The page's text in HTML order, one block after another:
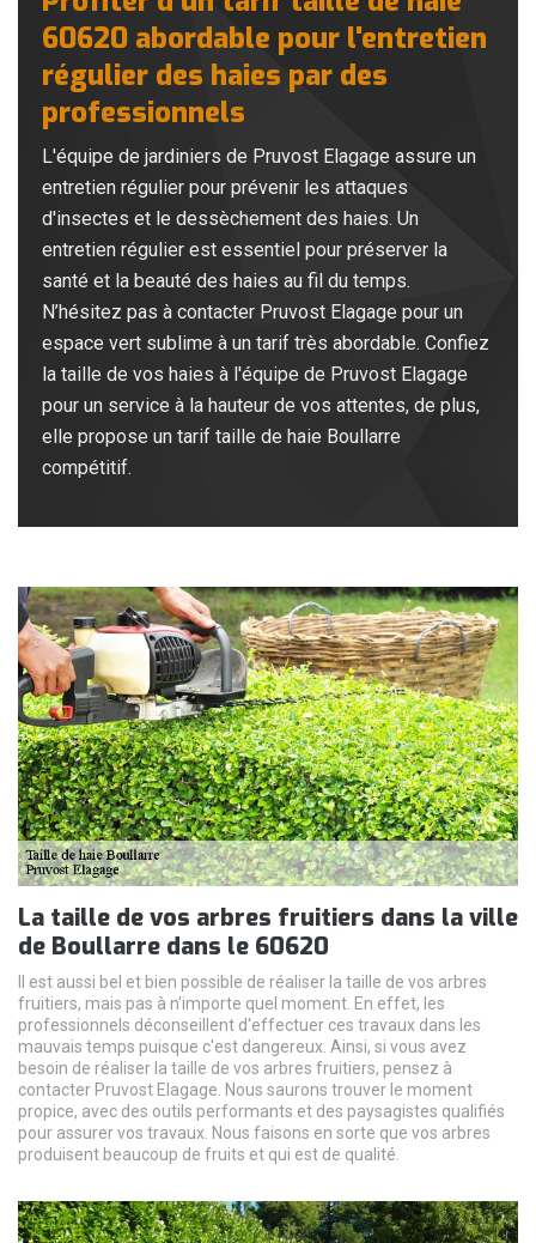
60620 abordable pour l'entretien
régulier des haies par des
professionnels
L'équipe de jardiniers de Pruvost Elagage assure un
entretien régulier pour prévenir les attaques
d'insectes et le dessèchement des haies. Un
entretien régulier est essentiel pour préserver la
santé et la beauté des haies au fil du temps.
N’hésitez pas à contacter Pruvost Elagage pour un
espace vert sublime à un tarif très abordable. Confiez
la taille de vos haies à l'équipe de Pruvost Elagage
pour un service à la hauteur de vos attentes, de plus,
elle propose un tarif taille de haie Boullarre
compétitif.
La taille de vos arbres fruitiers dans la ville
de Boullarre dans le 60620
Il est aussi bel et bien possible de réaliser la taille de vos arbres
fruitiers, mais pas à n'importe quel moment. En effet, les
professionnels déconseillent d'effectuer ces travaux dans les
mauvais temps puisque c'est dangereux. Ainsi, si vous avez
besoin de réaliser la taille de vos arbres fruitiers, pensez à
contacter Pruvost Elagage. Nous saurons trouver le moment
propice, avec des outils performants et des paysagistes qualifiés
pour assurer vos travaux. Nous faisons en sorte que vos arbres
produisent beaucoup de fruits et qui est de qualité.